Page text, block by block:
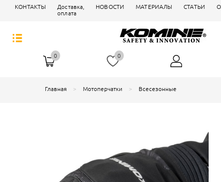
КОНТАКТЫ
Доставка,
оплата
НОВОСТИ МАТЕРИАЛЫ СТАТЬИ
0 0
Главная Мотоперчатки Всесезонные